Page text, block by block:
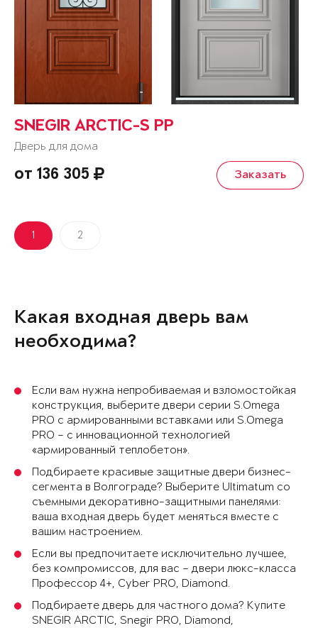
SNEGIR ARCTIC-S PP
Дверь для дома
от 136 305 Заказать
1 2
Какая входная дверь вам
необходима?
Если вам нужна непробиваемая и взломостойкая
конструкция, выберите двери серии S.Omega
PRO с армированными вставками или S.Omega
PRO – с инновационной технологией
«армированный теплобетон».
Подбираете красивые защитные двери бизнес-
сегмента в Волгограде? Выберите Ultimatum со
съемными декоративно-защитными панелями:
ваша входная дверь будет меняться вместе с
вашим настроением.
Если вы предпочитаете исключительно лучшее,
без компромиссов, для вас – двери люкс-класса
Профессор 4+, Cyber PRO, Diamond.
Подбираете дверь для частного дома? Купите
SNEGIR ARCTIC, Snegir PRO, Diamond,